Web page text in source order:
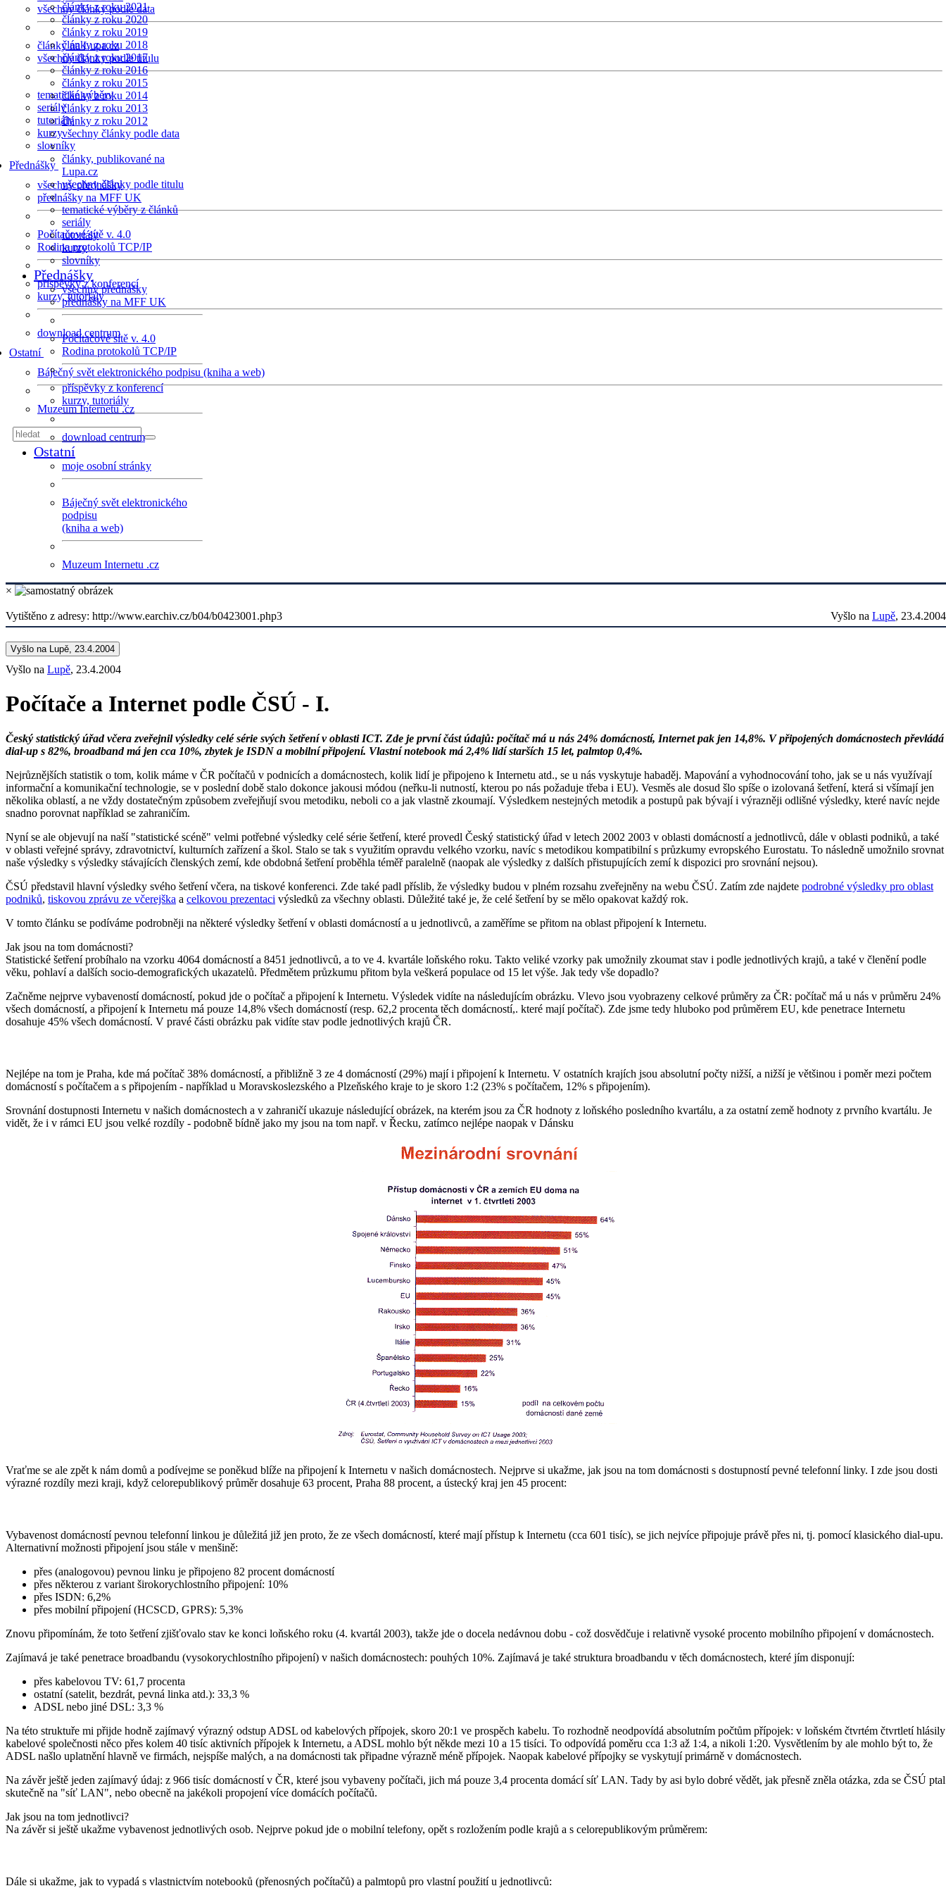
všechny články podle data
články na Lupa.cz
všechny články podle titulu
tematické výběry
seriály
tutoriály
kurzy
slovníky
Přednášky
všechny přednášky
přednášky na MFF UK
Počítačové sítě v. 4.0
Rodina protokolů TCP/IP
příspěvky z konferencí
kurzy, tutoriály
download centrum
Ostatní
Báječný svět elektronického podpisu (kniha a web)
Muzeum Internetu .cz
články z roku 2021
články z roku 2020
články z roku 2019
články z roku 2018
články z roku 2017
články z roku 2016
články z roku 2015
články z roku 2014
články z roku 2013
články z roku 2012
všechny články podle data
články, publikované na
Lupa.cz
všechny články podle titulu
tematické výběry z článků
seriály
tutoriály
kurzy
slovníky
Přednášky
všechny přednášky
přednášky na MFF UK
Počítačové sítě v. 4.0
Rodina protokolů TCP/IP
příspěvky z konferencí
kurzy, tutoriály
download centrum
Ostatní
moje osobní stránky
Báječný svět elektronického
podpisu
(kniha a web)
Muzeum Internetu .cz
×
Vyšlo na Lupě, 23.4.2004
Vytištěno z adresy: http://www.earchiv.cz/b04/b0423001.php3
Vyšlo na Lupě, 23.4.2004
Vyšlo na Lupě, 23.4.2004
Počítače a Internet podle ČSÚ - I.
Český statistický úřad včera zveřejnil výsledky celé série svých šetření v oblasti ICT. Zde je první část údajů: počítač má u nás 24% domácností, Internet pak jen 14,8%. V připojených domácnostech převládá
dial-up s 82%, broadband má jen cca 10%, zbytek je ISDN a mobilní připojení. Vlastní notebook má 2,4% lidí starších 15 let, palmtop 0,4%.
Nejrůznějších statistik o tom, kolik máme v ČR počítačů v podnicích a domácnostech, kolik lidí je připojeno k Internetu atd., se u nás vyskytuje habaděj. Mapování a vyhodnocování toho, jak se u nás využívají
informační a komunikační technologie, se v poslední době stalo dokonce jakousi módou (neřku-li nutností, kterou po nás požaduje třeba i EU). Vesměs ale dosud šlo spíše o izolovaná šetření, která si všímají jen
několika oblastí, a ne vždy dostatečným způsobem zveřejňují svou metodiku, neboli co a jak vlastně zkoumají. Výsledkem nestejných metodik a postupů pak bývají i výrazněji odlišné výsledky, které navíc nejde
snadno porovnat například se zahraničím.
Nyní se ale objevují na naší "statistické scéně" velmi potřebné výsledky celé série šetření, které provedl Český statistický úřad v letech 2002 2003 v oblasti domácností a jednotlivců, dále v oblasti podniků, a také
v oblasti veřejné správy, zdravotnictví, kulturních zařízení a škol. Stalo se tak s využitím opravdu velkého vzorku, navíc s metodikou kompatibilní s průzkumy evropského Eurostatu. To následně umožnilo srovnat
naše výsledky s výsledky stávajících členských zemí, kde obdobná šetření proběhla téměř paralelně (naopak ale výsledky z dalších přistupujících zemí k dispozici pro srovnání nejsou).
ČSÚ představil hlavní výsledky svého šetření včera, na tiskové konferenci. Zde také padl příslib, že výsledky budou v plném rozsahu zveřejněny na webu ČSÚ. Zatím zde najdete podrobné výsledky pro oblast
podniků, tiskovou zprávu ze včerejška a celkovou prezentaci výsledků za všechny oblasti. Důležité také je, že celé šetření by se mělo opakovat každý rok.
V tomto článku se podíváme podrobněji na některé výsledky šetření v oblasti domácností a u jednotlivců, a zaměříme se přitom na oblast připojení k Internetu.
Jak jsou na tom domácnosti?
Statistické šetření probíhalo na vzorku 4064 domácností a 8451 jednotlivců, a to ve 4. kvartále loňského roku. Takto veliké vzorky pak umožnily zkoumat stav i podle jednotlivých krajů, a také v členění podle
věku, pohlaví a dalších socio-demografických ukazatelů. Předmětem průzkumu přitom byla veškerá populace od 15 let výše. Jak tedy vše dopadlo?
Začněme nejprve vybaveností domácností, pokud jde o počítač a připojení k Internetu. Výsledek vidíte na následujícím obrázku. Vlevo jsou vyobrazeny celkové průměry za ČR: počítač má u nás v průměru 24%
všech domácností, a připojení k Internetu má pouze 14,8% všech domácností (resp. 62,2 procenta těch domácností,. které mají počítač). Zde jsme tedy hluboko pod průměrem EU, kde penetrace Internetu
dosahuje 45% všech domácností. V pravé části obrázku pak vidíte stav podle jednotlivých krajů ČR.
Nejlépe na tom je Praha, kde má počítač 38% domácností, a přibližně 3 ze 4 domácností (29%) mají i připojení k Internetu. V ostatních krajích jsou absolutní počty nižší, a nižší je většinou i poměr mezi počtem
domácností s počítačem a s připojením - například u Moravskoslezského a Plzeňského kraje to je skoro 1:2 (23% s počítačem, 12% s připojením).
Srovnání dostupnosti Internetu v našich domácnostech a v zahraničí ukazuje následující obrázek, na kterém jsou za ČR hodnoty z loňského posledního kvartálu, a za ostatní země hodnoty z prvního kvartálu. Je
vidět, že i v rámci EU jsou velké rozdíly - podobně bídně jako my jsou na tom např. v Řecku, zatímco nejlépe naopak v Dánsku
Vraťme se ale zpět k nám domů a podívejme se poněkud blíže na připojení k Internetu v našich domácnostech. Nejprve si ukažme, jak jsou na tom domácnosti s dostupností pevné telefonní linky. I zde jsou dosti
výrazné rozdíly mezi kraji, když celorepublikový průměr dosahuje 63 procent, Praha 88 procent, a ústecký kraj jen 45 procent:
Vybavenost domácností pevnou telefonní linkou je důležitá již jen proto, že ze všech domácností, které mají přístup k Internetu (cca 601 tisíc), se jich nejvíce připojuje právě přes ni, tj. pomocí klasického dial-upu.
Alternativní možnosti připojení jsou stále v menšině:
přes (analogovou) pevnou linku je připojeno 82 procent domácností
přes některou z variant širokorychlostního připojení: 10%
přes ISDN: 6,2%
přes mobilní připojení (HCSCD, GPRS): 5,3%
Znovu připomínám, že toto šetření zjišťovalo stav ke konci loňského roku (4. kvartál 2003), takže jde o docela nedávnou dobu - což dosvědčuje i relativně vysoké procento mobilního připojení v domácnostech.
Zajímavá je také penetrace broadbandu (vysokorychlostního připojení) v našich domácnostech: pouhých 10%. Zajímavá je také struktura broadbandu v těch domácnostech, které jím disponují:
přes kabelovou TV: 61,7 procenta
ostatní (satelit, bezdrát, pevná linka atd.): 33,3 %
ADSL nebo jiné DSL: 3,3 %
Na této struktuře mi přijde hodně zajímavý výrazný odstup ADSL od kabelových přípojek, skoro 20:1 ve prospěch kabelu. To rozhodně neodpovídá absolutním počtům přípojek: v loňském čtvrtém čtvrtletí hlásily
kabelové společnosti něco přes kolem 40 tisíc aktivních přípojek k Internetu, a ADSL mohlo být někde mezi 10 a 15 tisíci. To odpovídá poměru cca 1:3 až 1:4, a nikoli 1:20. Vysvětlením by ale mohlo být to, že
ADSL našlo uplatnění hlavně ve firmách, nejspíše malých, a na domácnosti tak připadne výrazně méně přípojek. Naopak kabelové přípojky se vyskytují primárně v domácnostech.
Na závěr ještě jeden zajímavý údaj: z 966 tisíc domácností v ČR, které jsou vybaveny počítači, jich má pouze 3,4 procenta domácí síť LAN. Tady by asi bylo dobré vědět, jak přesně zněla otázka, zda se ČSÚ ptal
skutečně na "síť LAN", nebo obecně na jakékoli propojení více domácích počítačů.
Jak jsou na tom jednotlivci?
Na závěr si ještě ukažme vybavenost jednotlivých osob. Nejprve pokud jde o mobilní telefony, opět s rozložením podle krajů a s celorepublikovým průměrem:
Dále si ukažme, jak to vypadá s vlastnictvím notebooků (přenosných počítačů) a palmtopů pro vlastní použití u jednotlivců: